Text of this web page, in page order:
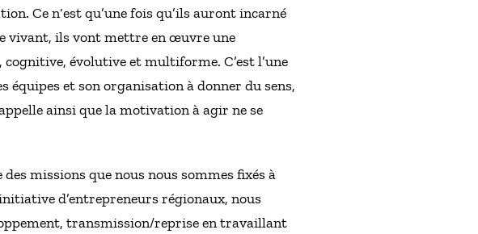
Ce n‘est qu’une fois qu’ils auront incarné
vivant, ils vont mettre en œuvre une
évolutive et multiforme. C’est l’une
équipes et son organisation à donner du sens,
ainsi que la motivation à agir ne se
missions que nous nous sommes fixés à
d’entrepreneurs régionaux, nous
transmission/reprise en travaillant